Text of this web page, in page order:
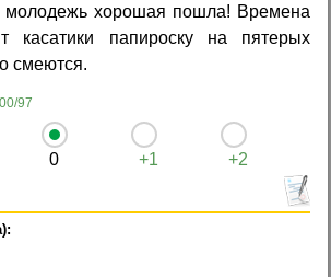
молодежь хорошая пошла! Времена
касатики папироску на пятерых
смеются.
97
0 +1 +2